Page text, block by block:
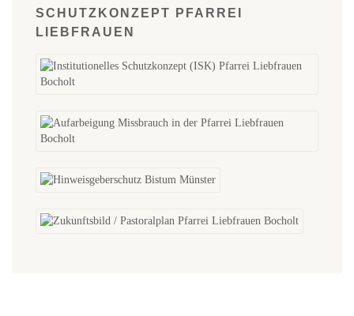
SCHUTZKONZEPT PFARREI
LIEBFRAUEN